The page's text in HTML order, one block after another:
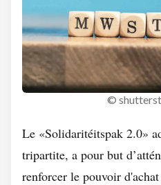
©
Le «Solidaritéitspak 2.0»
tripartite, a pour but
renforcer le pouvoir